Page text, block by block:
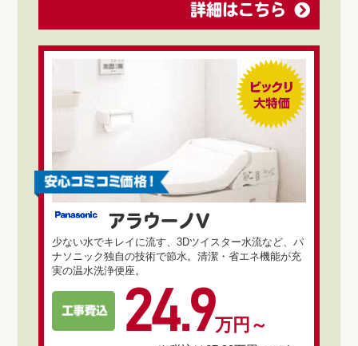
詳細はこちら
アラウーノV
少ない水でキレイに流す、3Dツイスター水流など、パ
ナソニック独自の技術で節水。清潔・省エネ機能が充
実の温水洗浄便座。
24.9万円～